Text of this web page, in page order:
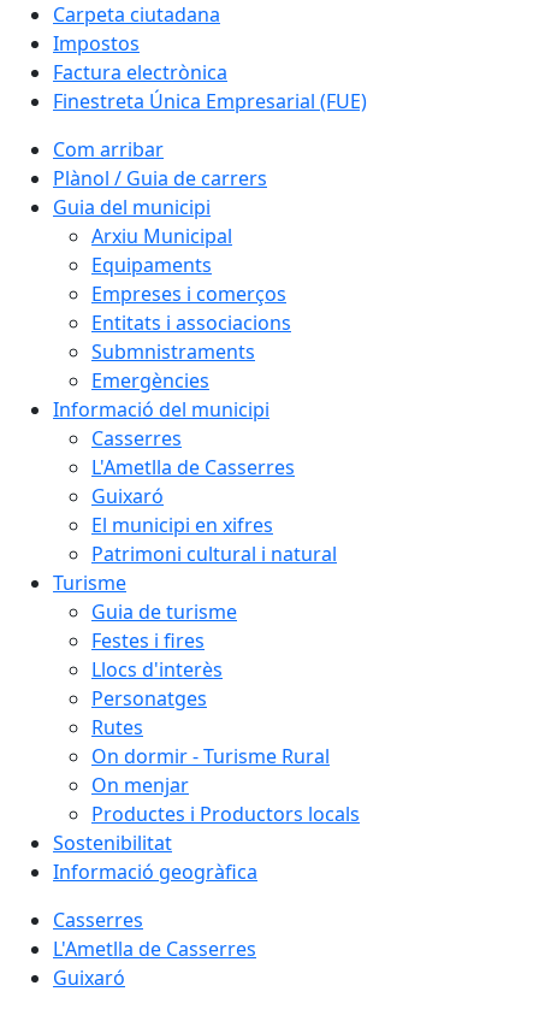
Carpeta ciutadana
Impostos
Factura electrònica
Finestreta Única Empresarial (FUE)
Com arribar
Plànol / Guia de carrers
Guia del municipi
Arxiu Municipal
Equipaments
Empreses i comerços
Entitats i associacions
Submnistraments
Emergències
Informació del municipi
Casserres
L'Ametlla de Casserres
Guixaró
El municipi en xifres
Patrimoni cultural i natural
Turisme
Guia de turisme
Festes i fires
Llocs d'interès
Personatges
Rutes
On dormir - Turisme Rural
On menjar
Productes i Productors locals
Sostenibilitat
Informació geogràfica
Casserres
L'Ametlla de Casserres
Guixaró